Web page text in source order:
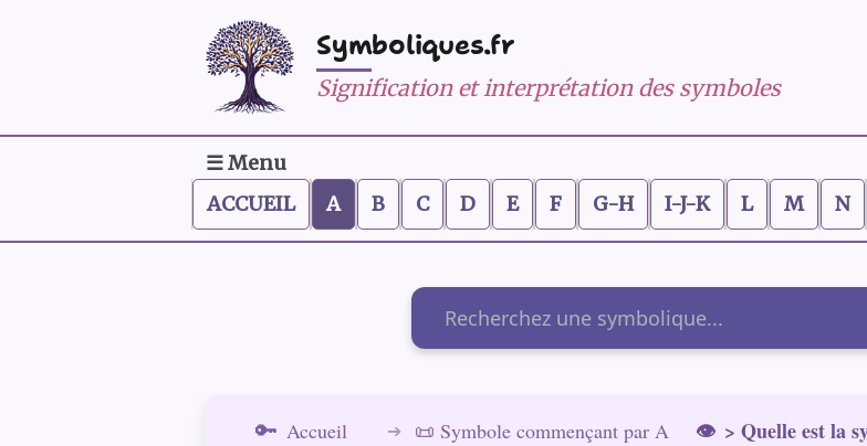
Symboliques.fr
Signification et interprétation des symboles
☰ Menu
ACCUEIL
A B C D E F G-H I-J-K L M N
Rechercher
Accueil 📜 Symbole commençant par A > Quelle est la